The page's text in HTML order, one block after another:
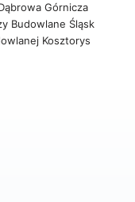
Górnicza
Budowlane Śląsk
Kosztorys